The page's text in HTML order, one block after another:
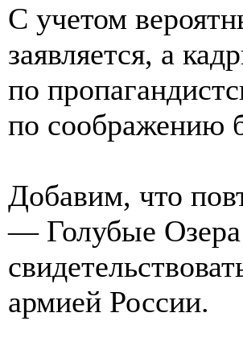
С учетом
заявляется, а
по
по соображению
Добавим, что
— Голубые
армией России.